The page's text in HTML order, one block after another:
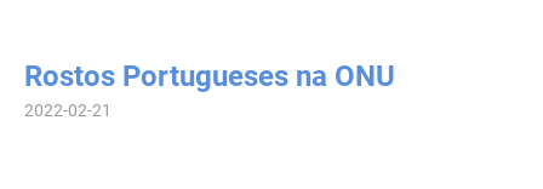
Rostos Portugueses na ONU
2022-02-21